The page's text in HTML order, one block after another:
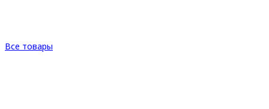
Все товары